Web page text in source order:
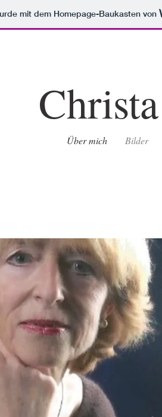
mit dem Homepage-Baukasten von
Über mich Bilder